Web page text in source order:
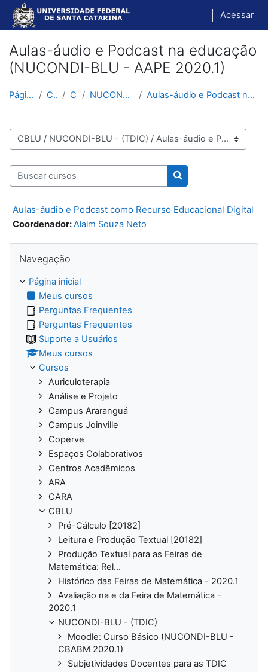
Ir para o conteúdo principal
Acessar
Aulas-áudio e Podcast na educação
(NUCONDI-BLU - AAPE 2020.1)
Página inicial Cursos CBLU NUCONDI-BLU - (TDIC) Aulas-áudio e Podcast na educação (NUCONDI-BLU - A...
Categorias de Cursos
Buscar cursos
Buscar cursos
Aulas-áudio e Podcast como Recurso Educacional Digital
Coordenador:Alaim Souza Neto
Navegação
Página inicial
Meus cursos
Perguntas Frequentes
Perguntas Frequentes
Suporte a Usuários
Meus cursos
Cursos
Auriculoterapia
Análise e Projeto
Campus Araranguá
Campus Joinville
Coperve
Espaços Colaborativos
Centros Acadêmicos
ARA
CARA
CBLU
Pré-Cálculo [20182]
Leitura e Produção Textual [20182]
Produção Textual para as Feiras de
Matemática: Rel...
Histórico das Feiras de Matemática - 2020.1
Avaliação na e da Feira de Matemática -
2020.1
NUCONDI-BLU - (TDIC)
Moodle: Curso Básico (NUCONDI-BLU -
CBABM 2020.1)
Subjetividades Docentes para as TDIC